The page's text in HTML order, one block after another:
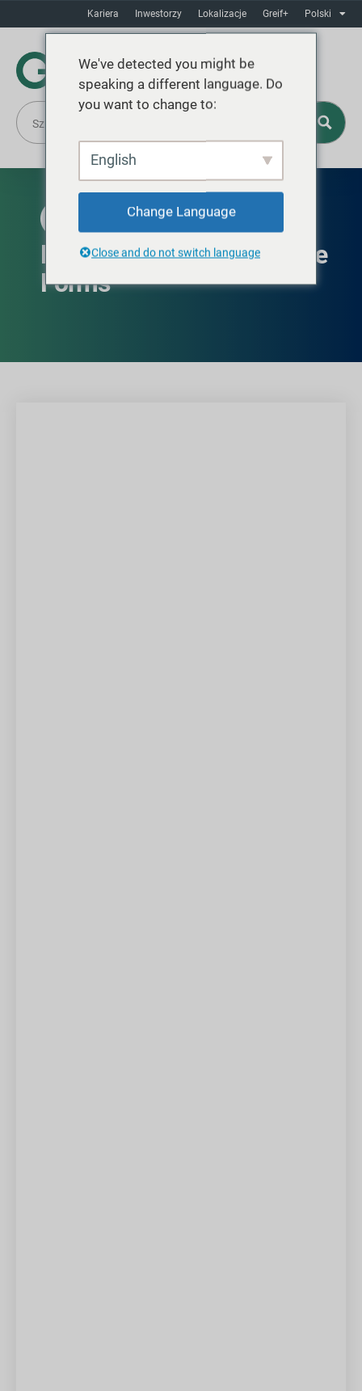
Kariera Inwestorzy Lokalizacje Greif+ Polski
AVAILABLE IN NORTH AMERICA
EasyPour™ Light Pole Base
Forms
We've detected you might be
speaking a different language. Do
you want to change to:
English
Change Language
Close and do not switch language